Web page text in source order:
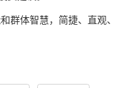
群体智慧，简捷、直观、